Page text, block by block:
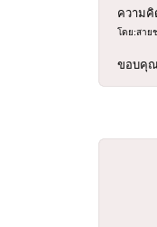
ความคิ
โดย:สาย
ขอบคุ